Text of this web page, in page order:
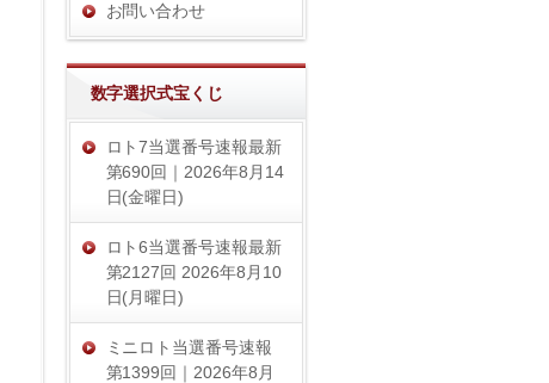
お問い合わせ
数字選択式宝くじ
ロト7当選番号速報最新
第690回｜2026年8月14
日(金曜日)
ロト6当選番号速報最新
第2127回 2026年8月10
日(月曜日)
ミニロト当選番号速報
第1399回｜2026年8月